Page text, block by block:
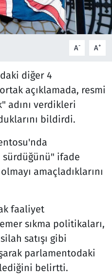
A- A+
diğer 4
açıklamada, resmi
adını verdikleri
bildirdi.
ifade
amaçladıklarını
faaliyet
sıkma politikaları,
satışı gibi
parlamentodaki
belirtti.